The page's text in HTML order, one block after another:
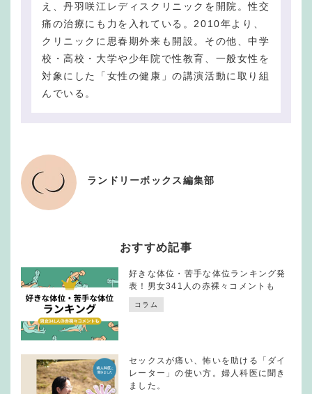
え、丹羽咲江レディスクリニックを開院。性交
痛の治療にも力を入れている。2010年より、
クリニックに思春期外来も開設。その他、中学
校・高校・大学や少年院で性教育、一般女性を
対象にした「女性の健康」の講演活動に取り組
んでいる。
ランドリーボックス編集部
おすすめ記事
好きな体位・苦手な体位ランキング発
表！男女341人の赤裸々コメントも
コラム
セックスが痛い、怖いを助ける「ダイ
レーター」の使い方。婦人科医に聞き
ました。